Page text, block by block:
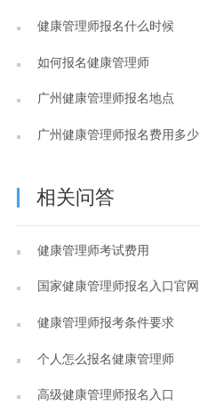
健康管理师报名什么时候
如何报名健康管理师
广州健康管理师报名地点
广州健康管理师报名费用多少
相关问答
健康管理师考试费用
国家健康管理师报名入口官网
健康管理师报考条件要求
个人怎么报名健康管理师
高级健康管理师报名入口